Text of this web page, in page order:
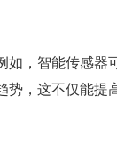
如，智能传感器
势，这不仅能提